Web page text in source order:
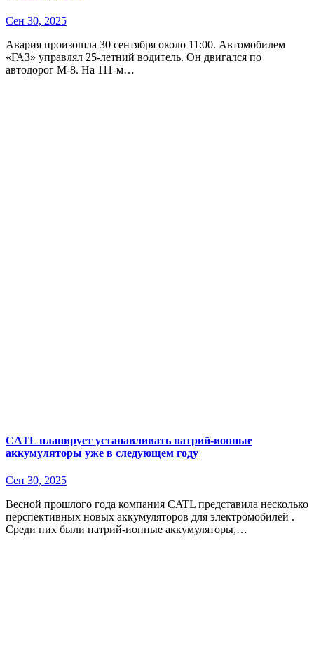
Сен 30, 2025
Авария произошла 30 сентября около 11:00. Автомобилем
«ГАЗ» управлял 25-летний водитель. Он двигался по
автодорог М-8. На 111-м…
CATL планирует устанавливать натрий-ионные
аккумуляторы уже в следующем году
Сен 30, 2025
Весной прошлого года компания CATL представила несколько
перспективных новых аккумуляторов для электромобилей .
Среди них были натрий-ионные аккумуляторы,…